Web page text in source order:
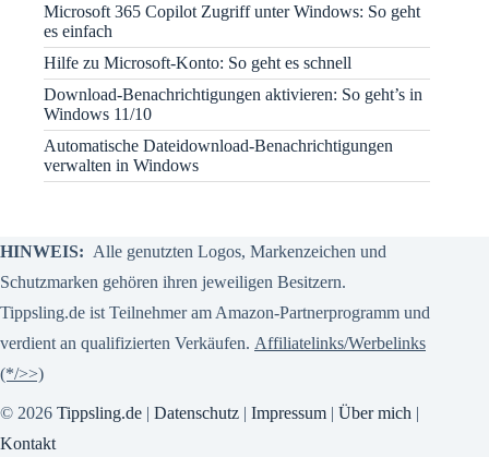
Microsoft 365 Copilot Zugriff unter Windows: So geht
es einfach
Hilfe zu Microsoft-Konto: So geht es schnell
Download-Benachrichtigungen aktivieren: So geht’s in
Windows 11/10
Automatische Dateidownload-Benachrichtigungen
verwalten in Windows
HINWEIS: Alle genutzten Logos, Markenzeichen und
Schutzmarken gehören ihren jeweiligen Besitzern.
Tippsling.de ist Teilnehmer am Amazon-Partnerprogramm und
verdient an qualifizierten Verkäufen. Affiliatelinks/Werbelinks
(*/>>)
© 2026 Tippsling.de | Datenschutz | Impressum | Über mich |
Kontakt